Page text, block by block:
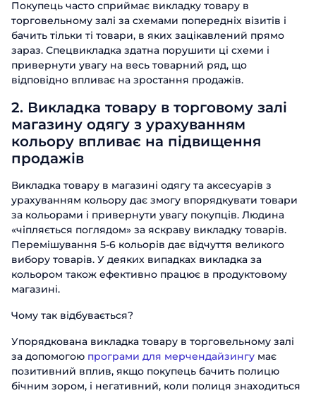
Покупець часто сприймає викладку товару в
торговельному залі за схемами попередніх візитів і
бачить тільки ті товари, в яких зацікавлений прямо
зараз. Спецвикладка здатна порушити ці схеми і
привернути увагу на весь товарний ряд, що
відповідно впливає на зростання продажів.
2. Викладка товару в торговому залі
магазину одягу з урахуванням
кольору впливає на підвищення
продажів
Викладка товару в магазині одягу та аксесуарів з
урахуванням кольору дає змогу впорядкувати товари
за кольорами і привернути увагу покупців. Людина
«чіпляється поглядом» за яскраву викладку товарів.
Перемішування 5-6 кольорів дає відчуття великого
вибору товарів. У деяких випадках викладка за
кольором також ефективно працює в продуктовому
магазині.
Чому так відбувається?
Упорядкована викладка товару в торговельному залі
за допомогою програми для мерчендайзингу має
позитивний вплив, якщо покупець бачить полицю
бічним зором, і негативний, коли полиця знаходиться